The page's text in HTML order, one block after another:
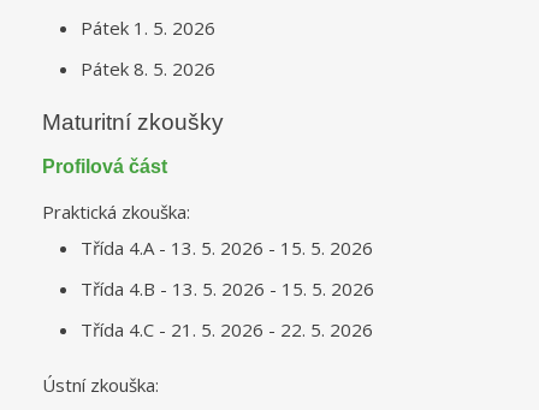
Pátek 1. 5. 2026
Pátek 8. 5. 2026
Maturitní zkoušky
Profilová část
Praktická zkouška:
Třída 4.A - 13. 5. 2026 - 15. 5. 2026
Třída 4.B - 13. 5. 2026 - 15. 5. 2026
Třída 4.C - 21. 5. 2026 - 22. 5. 2026
Ústní zkouška: